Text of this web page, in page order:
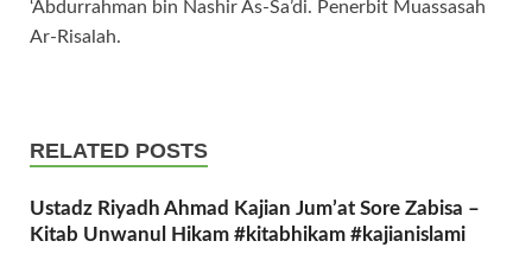
‘Abdurrahman bin Nashir As-Sa’di. Penerbit Muassasah
Ar-Risalah.
RELATED POSTS
Ustadz Riyadh Ahmad Kajian Jum’at Sore Zabisa –
Kitab Unwanul Hikam #kitabhikam #kajianislami